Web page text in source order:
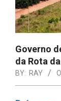
Governo
da Rota
BY: RAY